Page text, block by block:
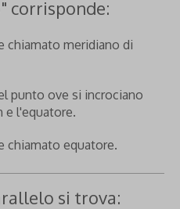
corrisponde:
chiamato meridiano di
punto ove si incrociano
e l'equatore.
chiamato equatore.
si trova: